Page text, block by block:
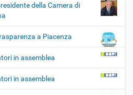
della Camera di
a Piacenza
in assemblea
in assemblea